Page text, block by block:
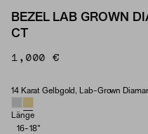
BEZEL LAB GROWN
CT
1,000 €
Material & Stone Options
14 Karat Gelbgold, Lab-Grown
Länge
16-18"